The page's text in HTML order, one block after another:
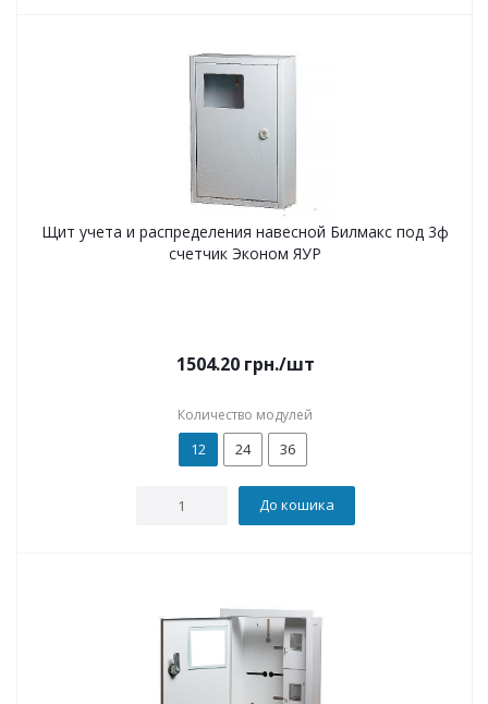
Щит учета и распределения навесной Билмакс под 3ф
счетчик Эконом ЯУР
1504.20грн./шт
Количество модулей
12 24 36
До кошика